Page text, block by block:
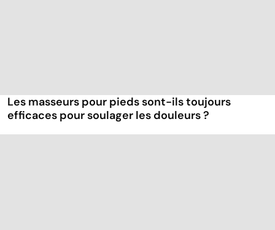
Les masseurs pour pieds sont-ils toujours
efficaces pour soulager les douleurs ?